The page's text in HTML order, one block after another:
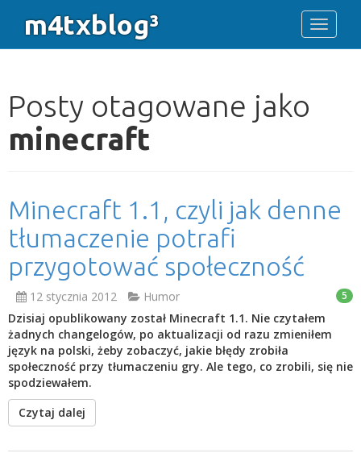
m4txblog³ Toggle
Posty otagowane jako
minecraft
Minecraft 1.1, czyli jak denne
tłumaczenie potrafi
przygotować społeczność
12 stycznia 2012 Humor 5
Dzisiaj opublikowany został Minecraft 1.1. Nie czytałem
żadnych changelogów, po aktualizacji od razu zmieniłem
język na polski, żeby zobaczyć, jakie błędy zrobiła
społeczność przy tłumaczeniu gry. Ale tego, co zrobili, się nie
spodziewałem.
Czytaj dalej